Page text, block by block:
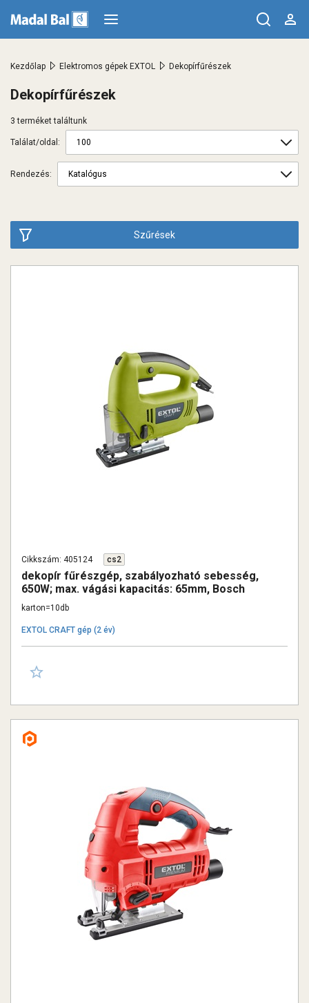
Kezdőlap > Elektromos gépek EXTOL > Dekopírfűrészek
Dekopírfűrészek
Rendezés:
3 terméket találtunk
Találat/oldal:
Szűrések
Cikkszám: 405124 cs2
dekopír fűrészgép, szabályozható sebesség,
650W; max. vágási kapacitás: 65mm, Bosch
befogás
karton=10db
EXTOL CRAFT gép (2 év)